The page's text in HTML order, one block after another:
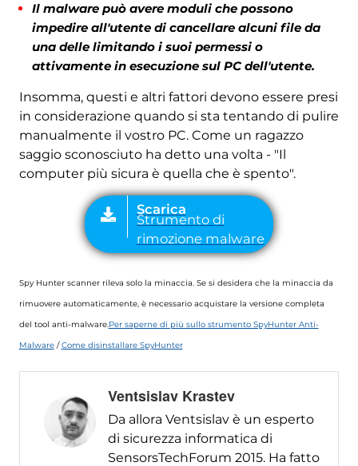
Il malware può avere moduli che possono
impedire all'utente di cancellare alcuni file da
una delle limitando i suoi permessi o
attivamente in esecuzione sul PC dell'utente.
Insomma, questi e altri fattori devono essere presi
in considerazione quando si sta tentando di pulire
manualmente il vostro PC. Come un ragazzo
saggio sconosciuto ha detto una volta - "Il
computer più sicura è quella che è spento".
Spy Hunter scanner rileva solo la minaccia. Se si desidera che la minaccia da
rimuovere automaticamente, è necessario acquistare la versione completa
del tool anti-malware. Per saperne di più sullo strumento SpyHunter Anti-
Malware/Come disinstallare SpyHunter
Ventsislav Krastev
Da allora Ventsislav è un esperto
di sicurezza informatica di
SensorsTechForum 2015. Ha fatto